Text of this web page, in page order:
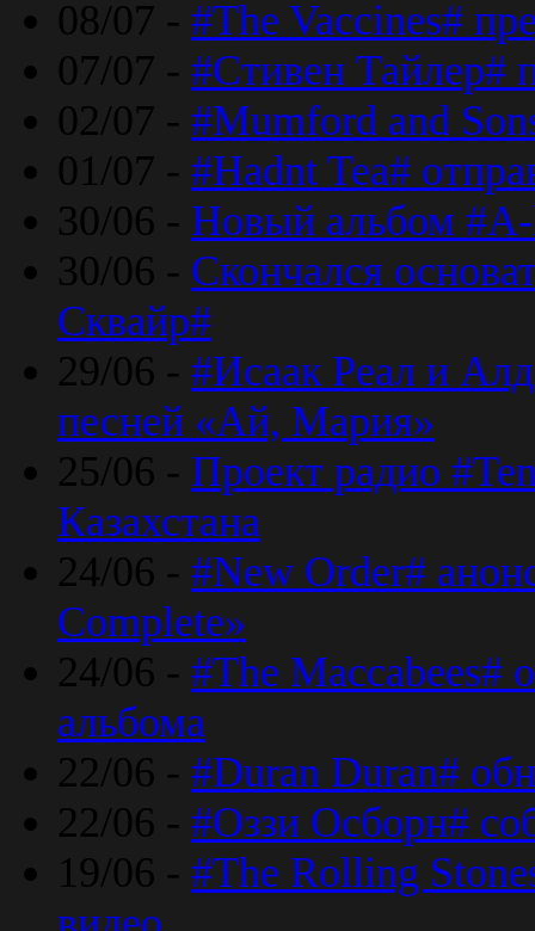
08/07 - #The Vaccines#
07/07 - #Стивен Тайлер#
02/07 - #Mumford and
01/07 - #Hadnt Tea#
30/06 - Новый альбом #A-
30/06 - Скончался
Сквайр#
29/06 - #Исаак Реал и
песней «Ай, Мария»
25/06 - Проект радио
Казахстана
24/06 - #New Order#
Complete»
24/06 - #The Maccabees#
альбома
22/06 - #Duran Duran#
22/06 - #Оззи Осборн#
19/06 - #The Rolling